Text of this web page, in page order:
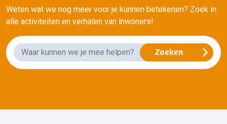
Weten wat we nog meer voor je kunnen betekenen? Zoek in
alle activiteiten en verhalen van inwoners!